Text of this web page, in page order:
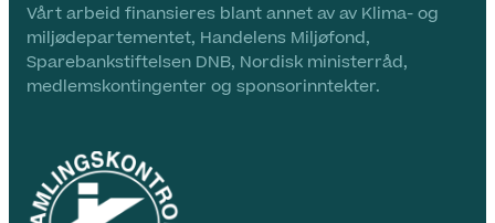
Vårt arbeid finansieres blant annet av av Klima- og
miljødepartementet, Handelens Miljøfond,
Sparebankstiftelsen DNB, Nordisk ministerråd,
medlemskontingenter og sponsorinntekter.